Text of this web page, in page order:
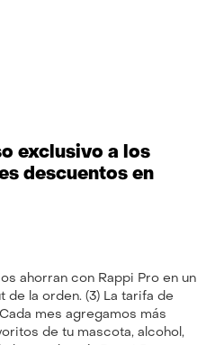
exclusivo a los
descuentos en
ahorran con Rappi Pro en un
de la orden. (3) La tarifa de
mes agregamos más
de tu mascota, alcohol,